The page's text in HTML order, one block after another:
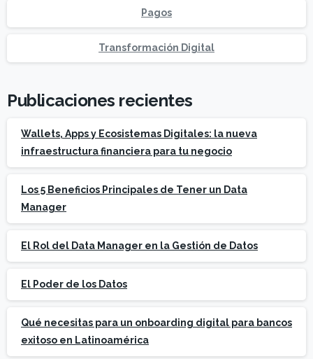
Pagos
Transformación Digital
Publicaciones recientes
Wallets, Apps y Ecosistemas Digitales: la nueva
infraestructura financiera para tu negocio
Los 5 Beneficios Principales de Tener un Data
Manager
El Rol del Data Manager en la Gestión de Datos
El Poder de los Datos
Qué necesitas para un onboarding digital para bancos
exitoso en Latinoamérica